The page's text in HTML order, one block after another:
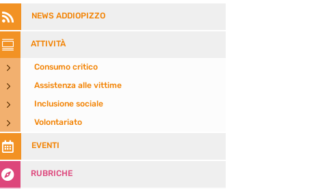
 NEWS ADDIOPIZZO
 ATTIVITÀ
5 Consumo critico
5 Assistenza alle vittime
5 Inclusione sociale
5 Volontariato
 EVENTI
 RUBRICHE